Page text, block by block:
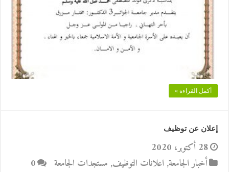
أكمل القراءة »
إعلان عن توظيف
28 أكتوبر، 2020
أخبار الجامعة, اعلانات التوظيف, مستجدات الجامعة 0